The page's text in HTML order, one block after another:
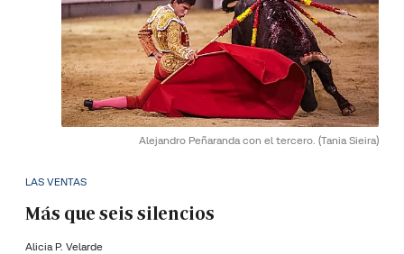
Alejandro Peñaranda con el tercero. (Tania Sieira)
LAS VENTAS
Más que seis silencios
Alicia P. Velarde